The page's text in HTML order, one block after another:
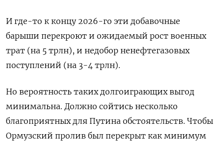
И где-то к концу 2026-го эти добавочные
барыши перекроют и ожидаемый рост военных
трат (на 5 трлн), и недобор ненефтегазовых
поступлений (на 3-4 трлн).
Но вероятность таких долгоиграющих выгод
минимальна. Должно сойтись несколько
благоприятных для Путина обстоятельств. Чтобы
Ормузский пролив был перекрыт как минимум